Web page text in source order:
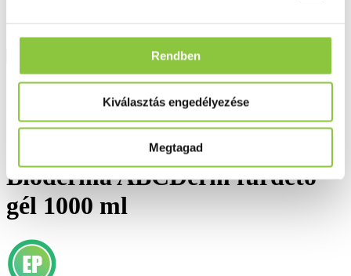
Rendben
Kiválasztás engedélyezése
Megtagad
Ajánlataink
Testápolás, arcápolás
Bioderma ABCDerm fürdető
gél 1000 ml